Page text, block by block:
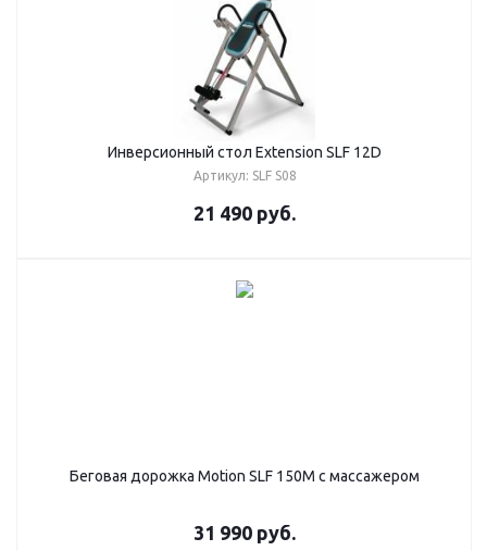
Инверсионный стол Extension SLF 12D
Артикул: SLF S08
21 490 руб.
Беговая дорожка Motion SLF 150M с массажером
31 990 руб.